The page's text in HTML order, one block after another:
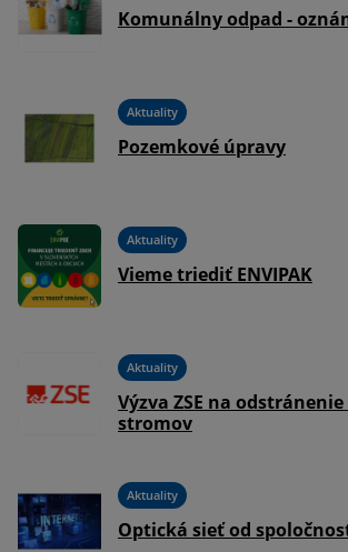
Komunálny odpad -
Aktuality
Pozemkové úpravy
Aktuality
Vieme triediť ENVIPAK
Aktuality
Výzva ZSE na
stromov
Aktuality
Optická sieť od